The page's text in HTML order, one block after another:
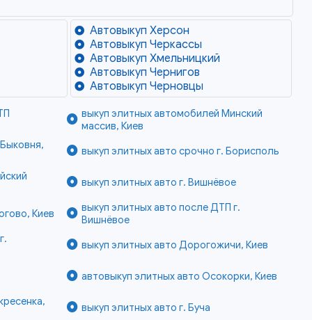
Автовыкуп Херсон
Автовыкуп Черкассы
Автовыкуп Хмельницкий
Автовыкуп Чернигов
Автовыкуп Черновцы
выкуп элитных автомобилей Минский
массив, Киев
выкуп элитных авто срочно г. Борисполь
выкуп элитных авто г. Вишнёвое
Киев
выкуп элитных авто после ДТП г.
Вишнёвое
выкуп элитных авто Дорогожичи, Киев
автовыкуп элитных авто Осокорки, Киев
выкуп элитных авто г. Буча